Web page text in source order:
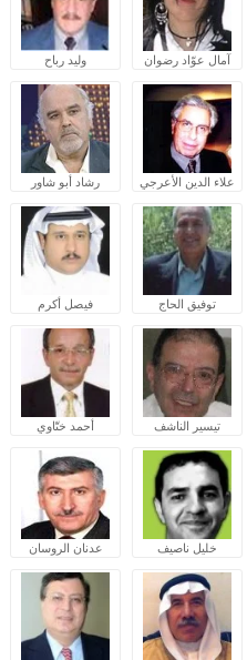
آمال عوّاد رضوان وليد رباح
علاء الدين الأعرجي رشاد أبو شاور
توفيق الحاج فيصل أكرم
تيسير الناشف أحمد ختّاوي
خليل ناصيف عدنان الروسان